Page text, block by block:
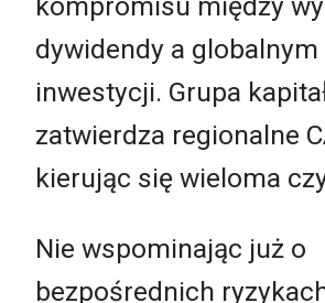
kompromisu między
dywidendy a
inwestycji. Grupa
zatwierdza regionalne
kierując się wieloma
Nie wspominając już o
bezpośrednich